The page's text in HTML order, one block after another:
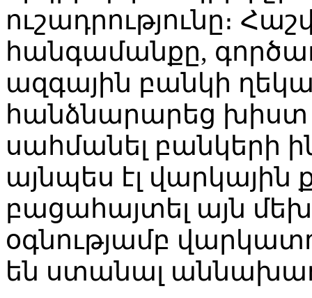
ուշադրությունը։
հանգամանքը,
ազգային բանկի
հանձնարարեց խիստ
սահմանել բանկերի
այնպես էլ
բացահայտել այն
օգնությամբ
են ստանալ